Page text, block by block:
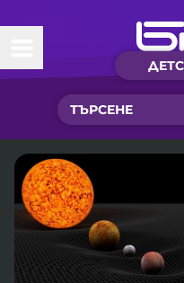
Начало
Какво ново?
Рубрики с
Детско радио
Чуйте